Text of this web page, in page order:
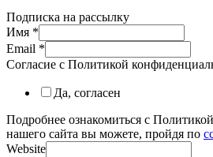
Подписка на рассылку
Имя *
Email *
Согласие с Политикой
Да, согласен
Подробнее ознакомиться с
нашего сайта вы можете, пройдя по
Website